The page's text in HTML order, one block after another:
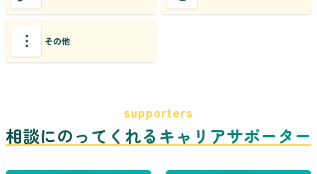
その他
supporters
相談にのってくれるキャリアサポーター